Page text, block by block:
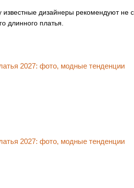
дизайнеры рекомендуют не
длинного платья.